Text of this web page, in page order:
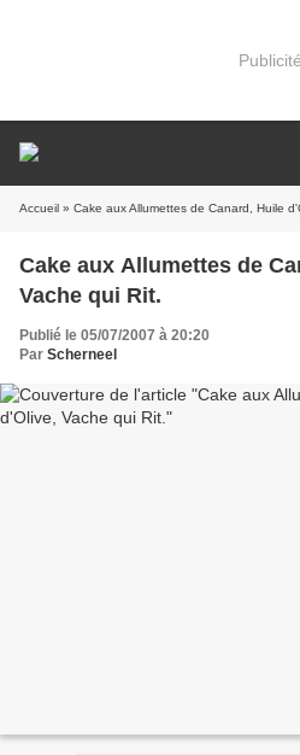
Publicité
Accueil » Cake aux Allumettes de Canard, Huile
Cake aux Allumettes de
Vache qui Rit.
Publié le 05/07/2007 à 20:20
Par Scherneel